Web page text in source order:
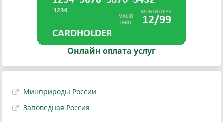
Онлайн оплата услуг
Минприроды России
Заповедная Россия